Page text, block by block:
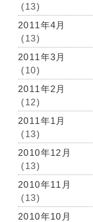
(13)
2011年4月
(13)
2011年3月
(10)
2011年2月
(12)
2011年1月
(13)
2010年12月
(13)
2010年11月
(13)
2010年10月